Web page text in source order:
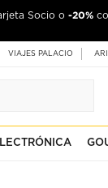
Socio o -20%
VIAJES PALACIO